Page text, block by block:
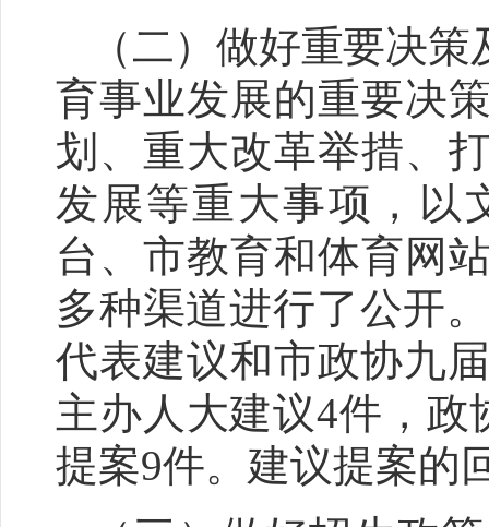
（二）做好重要决
育事业发展的重要决
划、重大改革举措、
发展等重大事项，以
台、市教育和体育网
多种渠道进行了公开。
代表建议和市政协九
主办人大建议4件，
提案9件。 建议提案的